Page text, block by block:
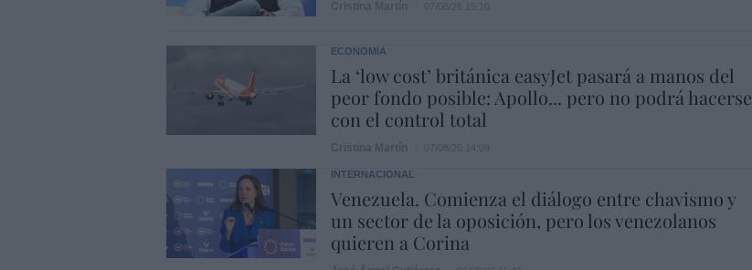
ECONOMÍA
La ‘low cost’ británica easyJet pasará a manos del
peor fondo posible: Apollo... pero no podrá hacerse
con el control total
INTERNACIONAL
Venezuela. Comienza el diálogo entre chavismo y
un sector de la oposición, pero los venezolanos
quieren a Corina